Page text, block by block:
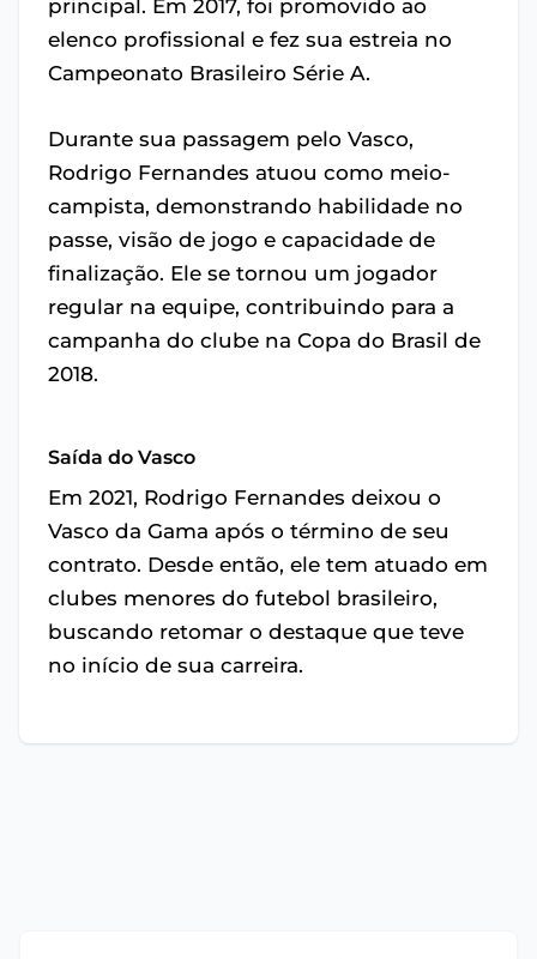
principal. Em 2017, foi promovido ao
elenco profissional e fez sua estreia no
Campeonato Brasileiro Série A.
Durante sua passagem pelo Vasco,
Rodrigo Fernandes atuou como meio-
campista, demonstrando habilidade no
passe, visão de jogo e capacidade de
finalização. Ele se tornou um jogador
regular na equipe, contribuindo para a
campanha do clube na Copa do Brasil de
2018.
Saída do Vasco
Em 2021, Rodrigo Fernandes deixou o
Vasco da Gama após o término de seu
contrato. Desde então, ele tem atuado em
clubes menores do futebol brasileiro,
buscando retomar o destaque que teve
no início de sua carreira.